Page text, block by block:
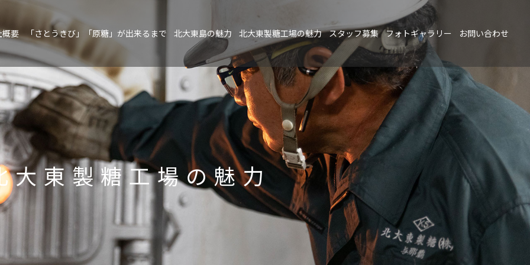
概要 「さとうきび」「原糖」が出来るまで 北大東島の魅力 北大東製糖工場の魅力 スタッフ募集 フォトギャラリー お問い合わせ
⼤東製糖⼯場の魅⼒